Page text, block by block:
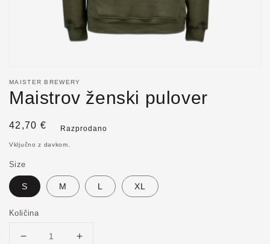
MAISTER BREWERY
Maistrov ženski pulover
Redna
cena
42,70 € Razprodano
Vključno z davkom.
Size
S M L XL
Količina
Pomanjšaš
Povečaj